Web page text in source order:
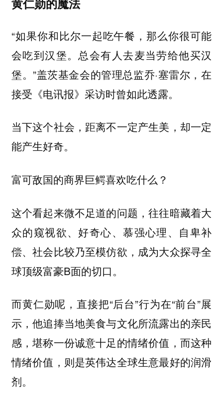
黄仁勋的魔法
“如果你和比尔一起吃午餐，那么你很可能
会吃到汉堡。总会有人去麦当劳给他买汉
堡。”盖茨基金会的管理总监乔·塞雷尔，在
接受《电讯报》采访时曾如此透露。
当下这个社会，距离不一定产生美，却一定
能产生好奇。
富可敌国的商界巨鳄喜欢吃什么？
这个看起来微不足道的问题，往往暗藏着大
众的窥视欲、好奇心、慕强心理、自卑补
偿、社会比较乃至模仿欲，成为大众探寻全
球顶级富豪B面的切口。
而黄仁勋呢，直接把“后台”行为在“前台”展
示，他追捧当地美食与文化所流露出的亲民
感，堪称一份诚意十足的情绪价值，而这种
情绪价值，则是英伟达全球生意最好的润滑
剂。